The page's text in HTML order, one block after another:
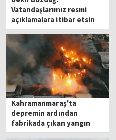
Vatandaşlarımız resmi
açıklamalara itibar etsin
Kahramanmaraş'ta
depremin ardından
fabrikada çıkan yangın
sürüyor